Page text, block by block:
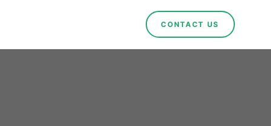
CONTACT US